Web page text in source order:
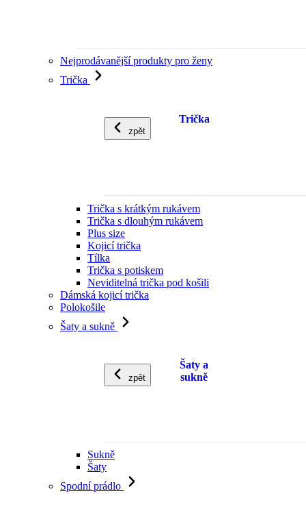
Nejprodávanější produkty pro ženy
Trička
zpět
Trička
Trička s krátkým rukávem
Trička s dlouhým rukávem
Plus size
Kojicí trička
Tílka
Trička s potiskem
Neviditelná trička pod košili
Dámská kojicí trička
Polokošile
Šaty a sukně
zpět
Šaty a
sukně
Sukně
Šaty
Spodní prádlo